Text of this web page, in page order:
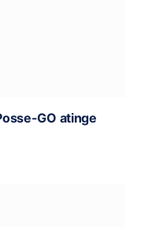
GO atinge